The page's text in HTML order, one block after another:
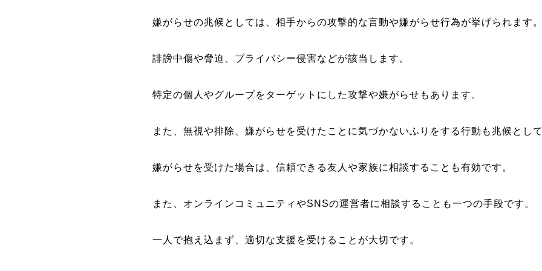
嫌がらせの兆候としては、相手からの攻撃的な言動や嫌がらせ行為が挙げられます。
誹謗中傷や脅迫、プライバシー侵害などが該当します。
特定の個人やグループをターゲットにした攻撃や嫌がらせもあります。
また、無視や排除、嫌がらせを受けたことに気づかないふりをする行動も兆候とし
嫌がらせを受けた場合は、信頼できる友人や家族に相談することも有効です。
また、オンラインコミュニティやSNSの運営者に相談することも一つの手段です。
一人で抱え込まず、適切な支援を受けることが大切です。